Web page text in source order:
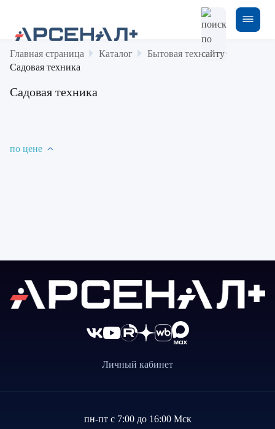
Главная страница Каталог
Бытовая техника
Садовая техника
Садовая техника
по цене
Личный кабинет
пн-пт с 7:00 до 16:00 Мск